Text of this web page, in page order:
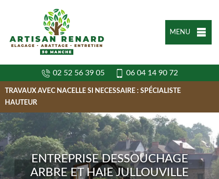
MENU
02 52 56 39 05 06 04 14 90 72
TRAVAUX AVEC NACELLE SI NECESSAIRE : SPÉCIALISTE
HAUTEUR
ENTREPRISE DESSOUCHAGE
ARBRE ET HAIE JULLOUVILLE